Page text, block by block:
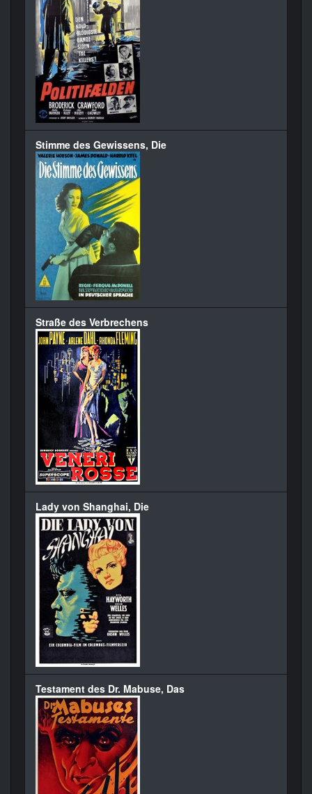
Stimme des Gewissens, Die
Straße des Verbrechens
Lady von Shanghai, Die
Testament des Dr. Mabuse, Das